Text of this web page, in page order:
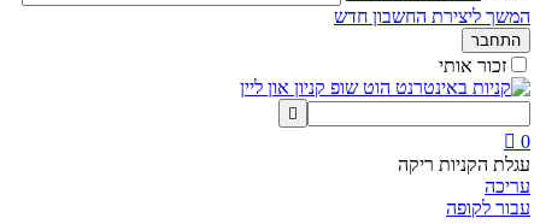
המשך ליצירת החשבון חדש
התחבר
זכור אותי

0

עגלת הקניות ריקה
עריכה
עבור לקופה